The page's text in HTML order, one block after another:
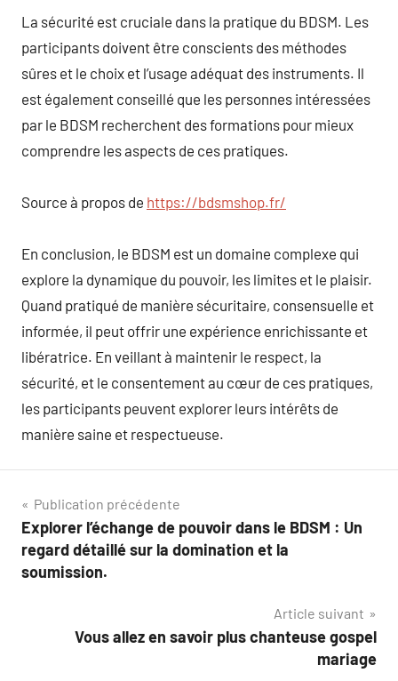
La sécurité est cruciale dans la pratique du BDSM. Les
participants doivent être conscients des méthodes
sûres et le choix et l’usage adéquat des instruments. Il
est également conseillé que les personnes intéressées
par le BDSM recherchent des formations pour mieux
comprendre les aspects de ces pratiques.
Source à propos de https://bdsmshop.fr/
En conclusion, le BDSM est un domaine complexe qui
explore la dynamique du pouvoir, les limites et le plaisir.
Quand pratiqué de manière sécuritaire, consensuelle et
informée, il peut offrir une expérience enrichissante et
libératrice. En veillant à maintenir le respect, la
sécurité, et le consentement au cœur de ces pratiques,
les participants peuvent explorer leurs intérêts de
manière saine et respectueuse.
Navigation
de
l’article
Publication précédente
Explorer l’échange de pouvoir dans le BDSM : Un
regard détaillé sur la domination et la
soumission.
Article suivant
Vous allez en savoir plus chanteuse gospel
mariage